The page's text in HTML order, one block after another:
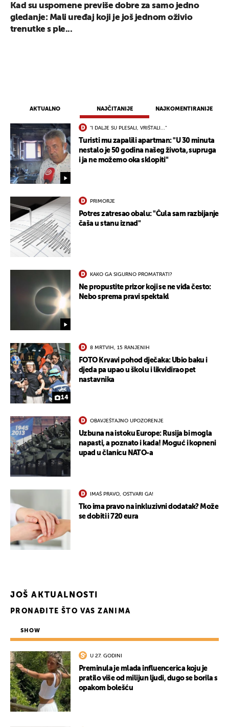
AKTUALNO NAJČITANIJE NAJKOMENTIRANIJE
"I DALJE SU PLESALI, VRIŠTALI..."
Turisti mu zapalili apartman: "U 30 minuta
nestalo je 50 godina našeg života, supruga
i ja ne možemo oka sklopiti"
PRIMORJE
Potres zatresao obalu: "Čula sam razbijanje
čaša u stanu iznad"
KAKO GA SIGURNO PROMATRATI?
Ne propustite prizor koji se ne viđa često:
Nebo sprema pravi spektakl
14
8 MRTVIH, 15 RANJENIH
FOTO Krvavi pohod dječaka: Ubio baku i
djeda pa upao u školu i likvidirao pet
nastavnika
OBAVJEŠTAJNO UPOZORENJE
Uzbuna na istoku Europe: Rusija bi mogla
napasti, a poznato i kada! Moguć i kopneni
upad u članicu NATO-a
IMAŠ PRAVO, OSTVARI GA!
Tko ima pravo na inkluzivni dodatak? Može
se dobiti i 720 eura
JOŠ AKTUALNOSTI
Kad su uspomene previše dobre za samo jedno
gledanje: Mali uređaj koji je još jednom oživio
trenutke s ple...
PRONAĐITE ŠTO VAS ZANIMA
SHOW
U 27. GODINI
Preminula je mlada influencerica koju je
pratilo više od milijun ljudi, dugo se borila s
opakom bolešću
UKLJUČITE NOTIFIKACIJE